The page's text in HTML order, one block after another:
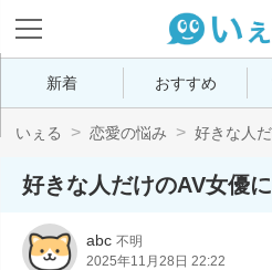
新着 おすすめ
いぇる 恋愛の悩み 好きな人だ
好きな人だけのAV女優
abc 不明
2025年11月28日 22:22